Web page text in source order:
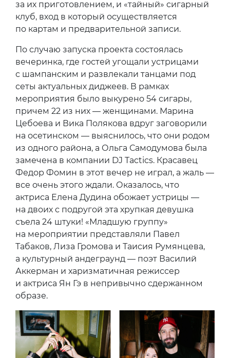
за их приготовлением, и «тайный» сигарный
клуб, вход в который осуществляется
по картам и предварительной записи.
По случаю запуска проекта состоялась
вечеринка, где гостей угощали устрицами
с шампанским и развлекали танцами под
сеты актуальных диджеев. В рамках
мероприятия было выкурено 54 сигары,
причем 22 из них — женщинами. Марина
Цебоева и Вика Полякова вдруг заговорили
на осетинском — выяснилось, что они родом
из одного района, а Ольга Самодумова была
замечена в компании DJ Tactics. Красавец
Федор Фомин в этот вечер не играл, а жаль —
все очень этого ждали. Оказалось, что
актриса Елена Дудина обожает устрицы —
на двоих с подругой эта хрупкая девушка
съела 24 штуки! «Младшую группу»
на мероприятии представляли Павел
Табаков, Лиза Громова и Таисия Румянцева,
а культурный андеграунд — поэт Василий
Аккерман и харизматичная режиссер
и актриса Ян Гэ в непривычно сдержанном
образе.